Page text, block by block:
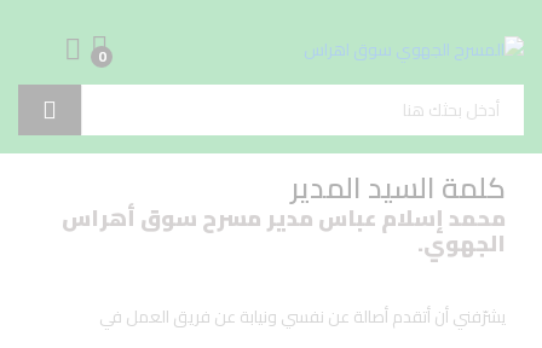
0
بحث كلمة السيد المدير
محمد إسلام عباس مدير مسرح سوق أهراس
الجهوي.
يشرّفني أن أتقدم أصالة عن نفسي ونيابة عن فريق العمل في